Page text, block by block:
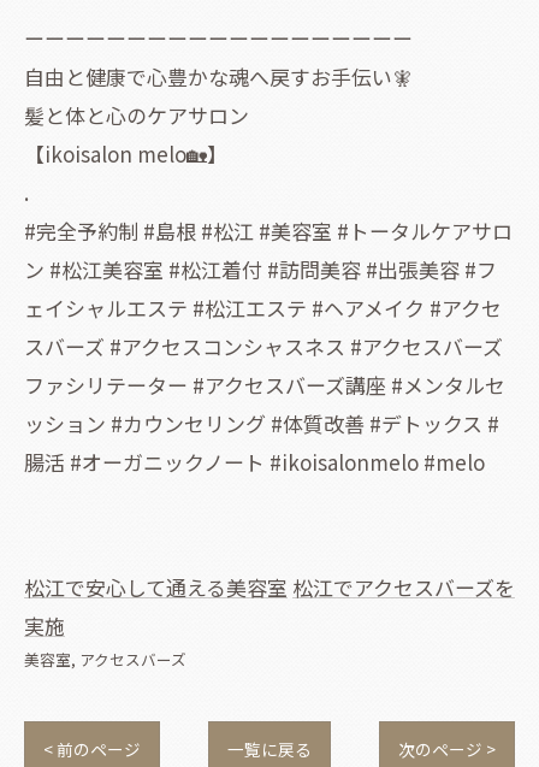
ーーーーーーーーーーーーーーーーーーー
自由と健康で心豊かな魂へ戻すお手伝い🧚
髪と体と心のケアサロン
【ikoisalon melo🏡】
.
#完全予約制 #島根 #松江 #美容室 #トータルケアサロ
ン #松江美容室 #松江着付 #訪問美容 #出張美容 #フ
ェイシャルエステ #松江エステ #ヘアメイク #アクセ
スバーズ #アクセスコンシャスネス #アクセスバーズ
ファシリテーター #アクセスバーズ講座 #メンタルセ
ッション #カウンセリング #体質改善 #デトックス #
腸活 #オーガニックノート #ikoisalonmelo #melo
松江で安心して通える美容室 松江でアクセスバーズを
実施
美容室 アクセスバーズ
< 前のページ 一覧に戻る 次のページ >